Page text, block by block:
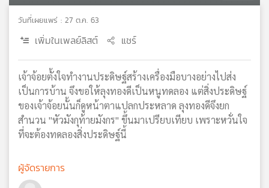
กับ
เครือ
ข่าย
วิทยุ
ไทย
เอส
วันที่เผยแพร่ : 27 ต.ค. 63
เพิ่มในเพลย์ลิสต์ แชร์
เจ้าจ้อยตั้งใจทำงานประดิษฐ์สร้างเครื่องมือบางอย่างไปส่ง
เป็นการบ้าน จึงขอให้ลุงทองดีเป็นหนูทดลอง แต่สิ่งประดิษฐ์
ของเจ้าจ้อยนั้นก็ดูหน้าตาแปลกประหลาด ลุงทองดีจึงยก
สำนวน "หัวมังกุท้ายมังกร" ขึ้นมาเปรียบเทียบ เพราะหวั่นใจ
ที่จะต้องทดลองสิ่งประดิษฐ์นี้
ผู้จัดรายการ